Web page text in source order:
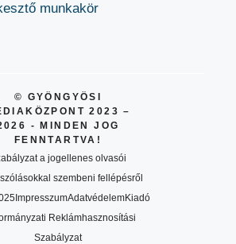
munkakör
© GYÖNGYÖSI
2023 –
- MINDEN JOG
FENNTARTVA!
a jogellenes olvasói
szembeni fellépésről
ImpresszumAdatvédelemKiadó
Reklámhasznosítási
Szabályzat